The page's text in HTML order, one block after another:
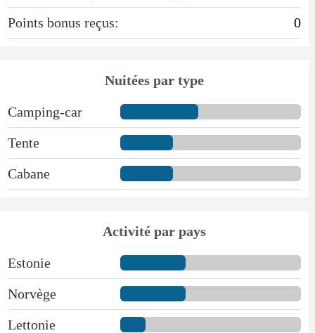
Points bonus reçus:
0
Nuitées par type
Camping-car
Tente
Cabane
Activité par pays
Estonie
Norvège
Lettonie